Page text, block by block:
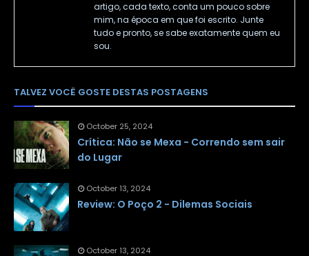
artigo, cada texto, conta um pouco sobre
mim, na época em que foi escrito. Junte
tudo e pronto, se sabe exatamente quem eu
sou.
TALVEZ VOCÊ GOSTE DESTAS POSTAGENS
October 25, 2024
Crítica: Não se Mexa - Correndo sem sair
do Lugar
October 13, 2024
Review: O Poço 2 - Dilemas Sociais
October 13, 2024